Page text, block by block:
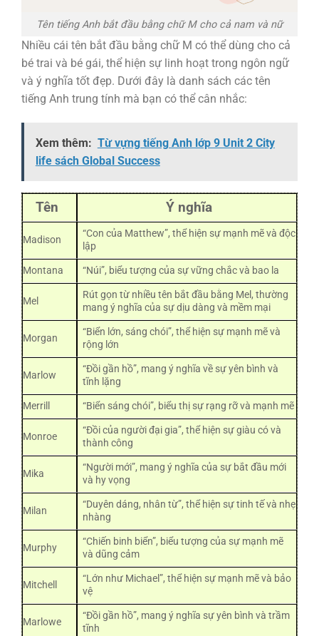
Tên tiếng Anh bắt đầu bằng chữ M cho cả nam và nữ
Nhiều cái tên bắt đầu bằng chữ M có thể dùng cho cả
bé trai và bé gái, thể hiện sự linh hoạt trong ngôn ngữ
và ý nghĩa tốt đẹp. Dưới đây là danh sách các tên
tiếng Anh trung tính mà bạn có thể cân nhắc:
Xem thêm: Từ vựng tiếng Anh lớp 9 Unit 2 City
life sách Global Success
Tên Ý nghĩa
Madison
“Con của Matthew”, thể hiện sự mạnh mẽ và độc
lập
Montana
“Núi”, biểu tượng của sự vững chắc và bao la
Mel
Rút gọn từ nhiều tên bắt đầu bằng Mel, thường
mang ý nghĩa của sự dịu dàng và mềm mại
Morgan
“Biển lớn, sáng chói”, thể hiện sự mạnh mẽ và
rộng lớn
Marlow
“Đồi gần hồ”, mang ý nghĩa về sự yên bình và
tĩnh lặng
Merrill
“Biển sáng chói”, biểu thị sự rạng rỡ và mạnh mẽ
Monroe
“Đồi của người đại gia”, thể hiện sự giàu có và
thành công
Mika
“Người mới”, mang ý nghĩa của sự bắt đầu mới
và hy vọng
Milan
“Duyên dáng, nhân từ”, thể hiện sự tinh tế và nhẹ
nhàng
Murphy
“Chiến binh biển”, biểu tượng của sự mạnh mẽ
và dũng cảm
Mitchell
“Lớn như Michael”, thể hiện sự mạnh mẽ và bảo
vệ
Marlowe
“Đồi gần hồ”, mang ý nghĩa sự yên bình và trầm
tĩnh